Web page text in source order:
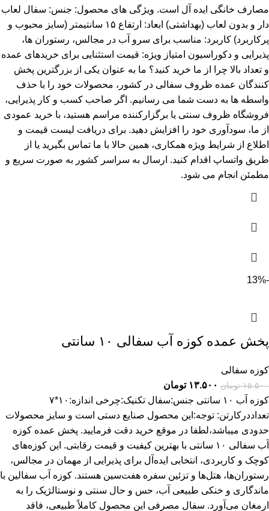
مصارف خانگی ایده آل است. ویژگی های محصول: جنس: سفال لعاب
دار و بدون لعاب (بهداشتی) ابعاد: ارتفاع ۱۵ سانتیمتر (سایز محبوب و
پرکاربرد) کاربرد: مناسب برای سرو آب در مجالس، رستوران ها،
پذیرایی و دکوراسیون امتیاز ویژه: قیمت استثنایی برای خریدهای عمده
و تعداد بالا چرا از ما خرید کنید؟ ما به عنوان یکی از بزرگترین پخش
کنندگان عمده ظروف سفالی در کشور، محصولات خود را با حذف
واسطه ها به دست شما می رسانیم. اگر صاحب کسب و کار پذیرایی،
فروشگاه ظروف سنتی یا برگزارکننده مراسم هستید، با خرید عمودی
از ما، سودآوری خود را افزایش دهید. برای دریافت لیست قیمت و
اطلاع از شرایط ویژه همکاری، همین حالا با ما تماس بگیرید یا از
طریق واتساپ اقدام کنید. ارسال به سراسر کشور به صورت سریع و
مطمئن انجام می شود.
-13%
پخش عمده کوزه آب سفالی ۱۰ سانتی
کوزه سفالی
۱۵.۵۰۰ تومان ۱۳.۵۰۰ تومان
کوزه آب ۱۰ سانتی جنس:سفال تکنیک:چرخی اندازه:۱۰*۷
تعداددرکارتن: توجه:این محصول صنایع دستی است و سایز محصولات
حدودی میباشد،لطفا در موقع خرید دقت فرمایید. پخش عمده کوزه
آب سفالی ۱۰ سانتی با بهترین کیفیت و قیمت رقابتی. این کوزه‌های
کوچک و کاربردی، انتخابی ایده‌آل برای پذیرایی از مهمان در مجالس،
رستوران‌ها، هتل‌ها و تزئین سفره هفت‌سین هستند. کوزه آب سفالین با
ماندگاری و خنکی طبیعی آب، حس و حال سنتی و نوستالژیک را به
ارمغان می‌آورد. سفال مصرفی این محصول کاملاً طبیعی، فاقد